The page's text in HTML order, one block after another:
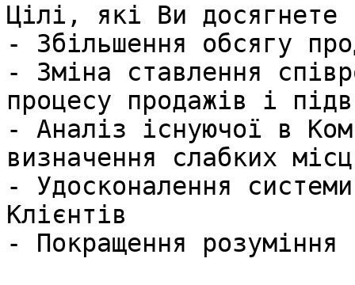
Цілі, які Ви
- Збільшення обсягу
- Зміна ставлення
процесу продажів і
- Аналіз існуючої в
визначення слабких
- Удосконалення
Клієнтів
- Покращення